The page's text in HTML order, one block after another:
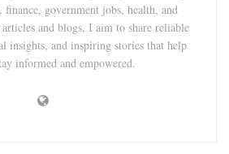
finance, government jobs, health, and
and blogs, I aim to share reliable
insights, and inspiring stories that help
informed and empowered.